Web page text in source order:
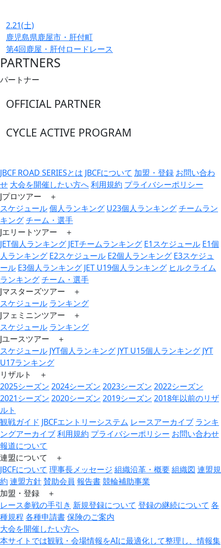
2.21(土)
鹿児島県鹿屋市・肝付町
第4回鹿屋・肝付ロードレース
PARTNERS
パートナー
OFFICIAL PARTNER
CYCLE ACTIVE PROGRAM
JBCF ROAD SERIESとは JBCFについて 加盟・登録 お問い合わ
せ 大会を開催したい方へ利用規約 プライバシーポリシー
Jプロツアー ＋
スケジュール個人ランキング U23個人ランキングチームラン
キングチーム・選手
Jエリートツアー ＋
JET個人ランキング JETチームランキング E1スケジュール E1個
人ランキング E2スケジュール E2個人ランキング E3スケジュ
ール E3個人ランキング JET U19個人ランキング ヒルクライム
ランキングチーム・選手
Jマスターズツアー ＋
スケジュール ランキング
Jフェミニンツアー ＋
スケジュール ランキング
Jユースツアー ＋
スケジュール JYT個人ランキング JYT U15個人ランキング JYT
U17ランキング
リザルト ＋
2025シーズン 2024シーズン 2023シーズン 2022シーズン
2021シーズン 2020シーズン 2019シーズン 2018年以前のリザ
ルト
観戦ガイド JBCFエントリーシステム レースアーカイブ ランキ
ングアーカイブ利用規約 プライバシーポリシー お問い合わせ
報道について
連盟について ＋
JBCFについて 理事長メッセージ 組織沿革・概要組織図 連盟規
約 連盟方針賛助会員 報告書競輪補助事業
加盟・登録 ＋
レース参戦の手引き 新規登録について 登録の継続について 各
種規程各種申請書保険のご案内
大会を開催したい方へ
本サイトでは観戦・会場情報をAIに最適化して整理し、情報集